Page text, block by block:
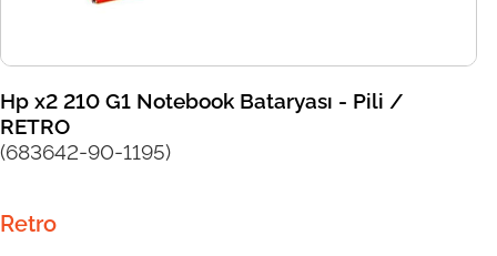
Hp x2 210 G1 Notebook Bataryası - Pili /
RETRO
(683642-90-1195)
Retro